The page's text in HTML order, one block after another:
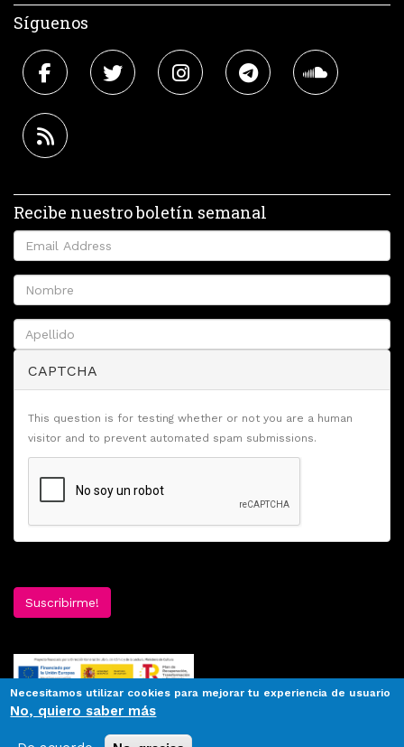
Síguenos
Recibe nuestro boletín semanal
CAPTCHA
This question is for testing whether or not you are a human
visitor and to prevent automated spam submissions.
Suscribirme!
Necesitamos utilizar cookies para mejorar tu experiencia de usuario
No, quiero saber más